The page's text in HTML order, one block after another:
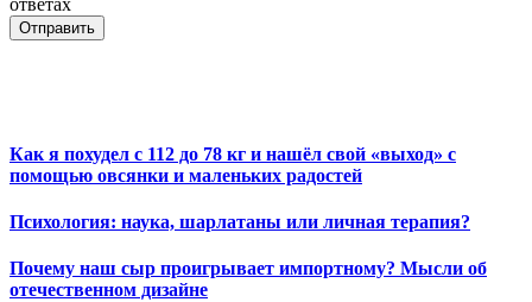
Отправить
Как я похудел с 112 до 78 кг и нашёл свой «выход» с
помощью овсянки и маленьких радостей
Психология: наука, шарлатаны или личная терапия?
Почему наш сыр проигрывает импортному? Мысли об
отечественном дизайне